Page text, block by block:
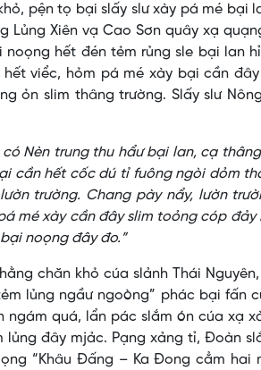
pện tọ bại slấy slư xày pá mé bại
Lủng Xiên vạ Cao Sơn quây xạ
hết đén tẻm rủng sle bại lan
viểc, hỏm pá mé xày bại cần
ỏn slim thâng trường. Slấy slư
Nèn trung thu hẩư bại lan, cạ
cần hết cốc dú tỉ fuông ngòi dỏm
trường. Chang pày nẩy, lườn
mé xày cần đây slim toỏng cóp
noọng đây đo.”
chăn khỏ cúa slảnh Thái
lủng ngầư ngoòng” phác bại fấn
ngám quá, lẩn pác slắm ón cúa xạ
đây mjảc. Pạng xảng tỉ, Đoàn
“Khâu Đấng – Ka Đong cẳm hai